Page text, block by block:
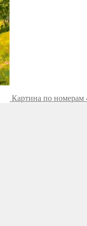
Картина по номерам